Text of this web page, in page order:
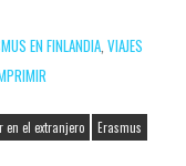
EN FINLANDIA, VIAJES
en el extranjero Erasmus